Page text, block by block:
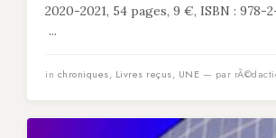
2020-2021, 54 pages, 9 €, ISBN : 978-
...
in chroniques, Livres reçus, UNE — par